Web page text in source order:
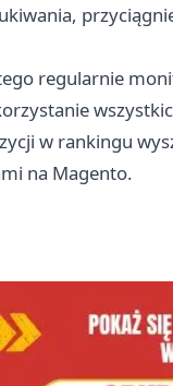
regularnie
w rankingu
na Magento.